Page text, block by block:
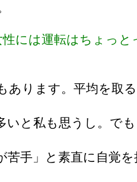
には運転はちょっと
ります。平均を取
いと私も思うし。で
苦手」と素直に自覚